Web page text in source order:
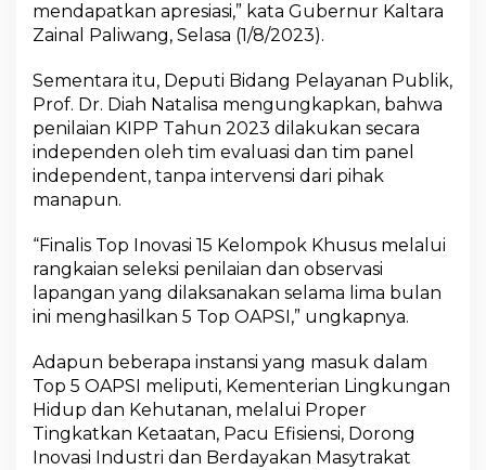
mendapatkan apresiasi,” kata Gubernur Kaltara
Zainal Paliwang, Selasa (1/8/2023).
Sementara itu, Deputi Bidang Pelayanan Publik,
Prof. Dr. Diah Natalisa mengungkapkan, bahwa
penilaian KIPP Tahun 2023 dilakukan secara
independen oleh tim evaluasi dan tim panel
independent, tanpa intervensi dari pihak
manapun.
“Finalis Top Inovasi 15 Kelompok Khusus melalui
rangkaian seleksi penilaian dan observasi
lapangan yang dilaksanakan selama lima bulan
ini menghasilkan 5 Top OAPSI,” ungkapnya.
Adapun beberapa instansi yang masuk dalam
Top 5 OAPSI meliputi, Kementerian Lingkungan
Hidup dan Kehutanan, melalui Proper
Tingkatkan Ketaatan, Pacu Efisiensi, Dorong
Inovasi Industri dan Berdayakan Masytrakat